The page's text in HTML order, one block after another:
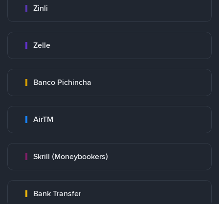
Zinli
Zelle
Banco Pichincha
AirTM
Skrill (Moneybookers)
Bank Transfer